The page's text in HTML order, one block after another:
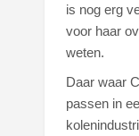
is nog erg
voor haar
weten.
Daar waar
passen in